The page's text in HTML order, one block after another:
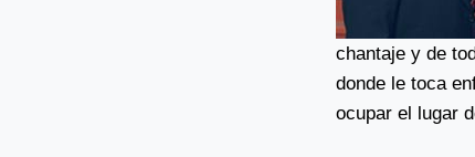
chantaje y de
donde le toca
ocupar el lugar